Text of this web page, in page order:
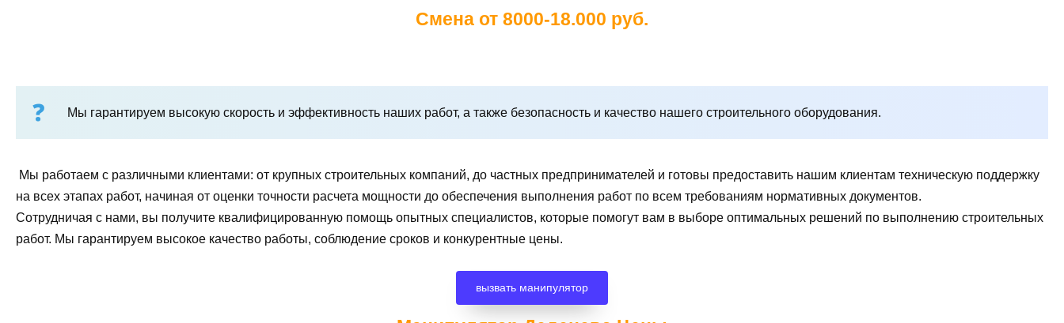
Смена от 8000-18.000 руб.
Мы гарантируем высокую скорость и эффективность наших работ, а также безопасность и качество нашего строительного оборудования.
Мы работаем с различными клиентами: от крупных строительных компаний, до частных предпринимателей и готовы предоставить нашим клиентам техническую поддержку
на всех этапах работ, начиная от оценки точности расчета мощности до обеспечения выполнения работ по всем требованиям нормативных документов.
Сотрудничая с нами, вы получите квалифицированную помощь опытных специалистов, которые помогут вам в выборе оптимальных решений по выполнению строительных
работ. Мы гарантируем высокое качество работы, соблюдение сроков и конкурентные цены.
вызвать манипулятор